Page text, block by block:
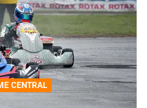
CENTRAL